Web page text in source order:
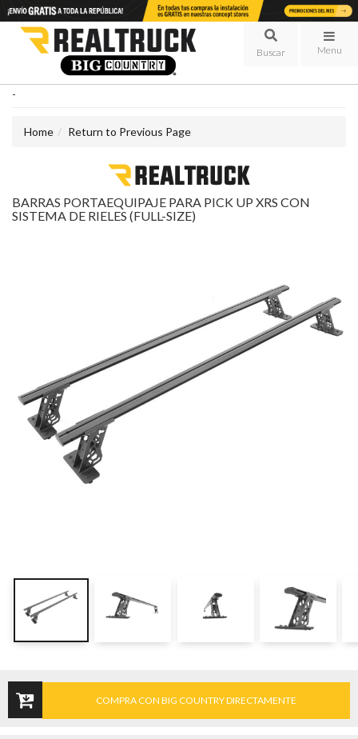
Menu
-
Home Return to Previous Page
BARRAS PORTAEQUIPAJE PARA PICK UP XRS CON
SISTEMA DE RIELES (FULL-SIZE)
COMPRA CON BIG COUNTRY DIRECTAMENTE